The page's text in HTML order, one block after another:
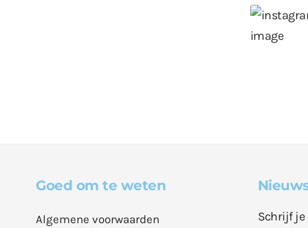
Goed om te weten
Algemene voorwaarden
Schrijf je